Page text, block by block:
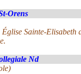
Orens
Sainte-Elisabeth
Nd